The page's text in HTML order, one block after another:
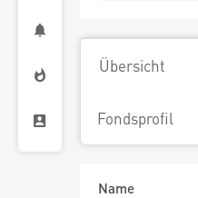
Übersicht
Fondsprofil
Name